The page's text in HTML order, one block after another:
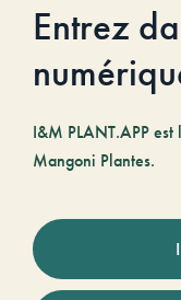
Entrez
I&M PLANT.APP
Mangoni Plantes.